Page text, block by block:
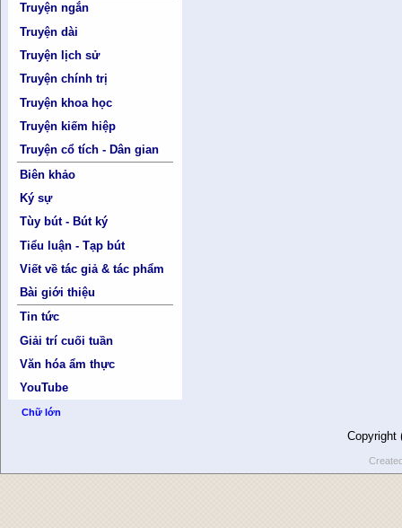
Truyện ngắn
Truyện dài
Truyện lịch sử
Truyện chính trị
Truyện khoa học
Truyện kiếm hiệp
Truyện cổ tích - Dân gian
Biên khảo
Ký sự
Tùy bút - Bút ký
Tiểu luận - Tạp bút
Viết về tác giả & tác phẩm
Bài giới thiệu
Tin tức
Giải trí cuối tuần
Văn hóa ẩm thực
YouTube
Chữ lớn
Copyright